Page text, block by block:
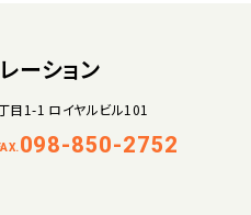
ーション
1-1 ロイヤルビル101
098-850-2752